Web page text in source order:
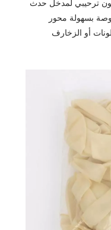
ترحيبي لمدخل حدث
أن يصبح بالون شفاف 36 بوصة بسهولة محور
أو الزخارف